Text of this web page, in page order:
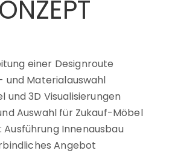
einer Designroute
und Materialauswahl
und 3D Visualisierungen
Auswahl für Zukauf-Möbel
Ausführung Innenausbau
Angebot